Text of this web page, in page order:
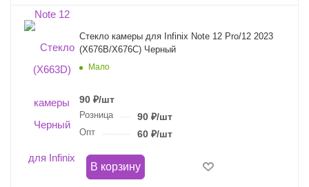
Стекло камеры для Infinix Note 12 Pro/12 2023
(X676B/X676C) Черный
Мало
90 ₽/шт
Розница 90₽/шт
Опт 60₽/шт
В корзину